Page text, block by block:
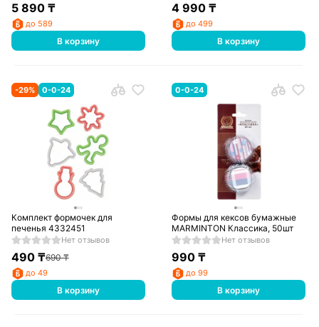
5 890₸
до 589
В корзину
4 990 ₸
до 499
В корзину
-29% 0-0-24
Комплект формочек для
печенья 4332451
Нет отзывов
490₸690₸
до 49
В корзину
0-0-24
Формы для кексов бумажные
MARMINTON Классика, 50шт
Нет отзывов
990 ₸
до 99
В корзину